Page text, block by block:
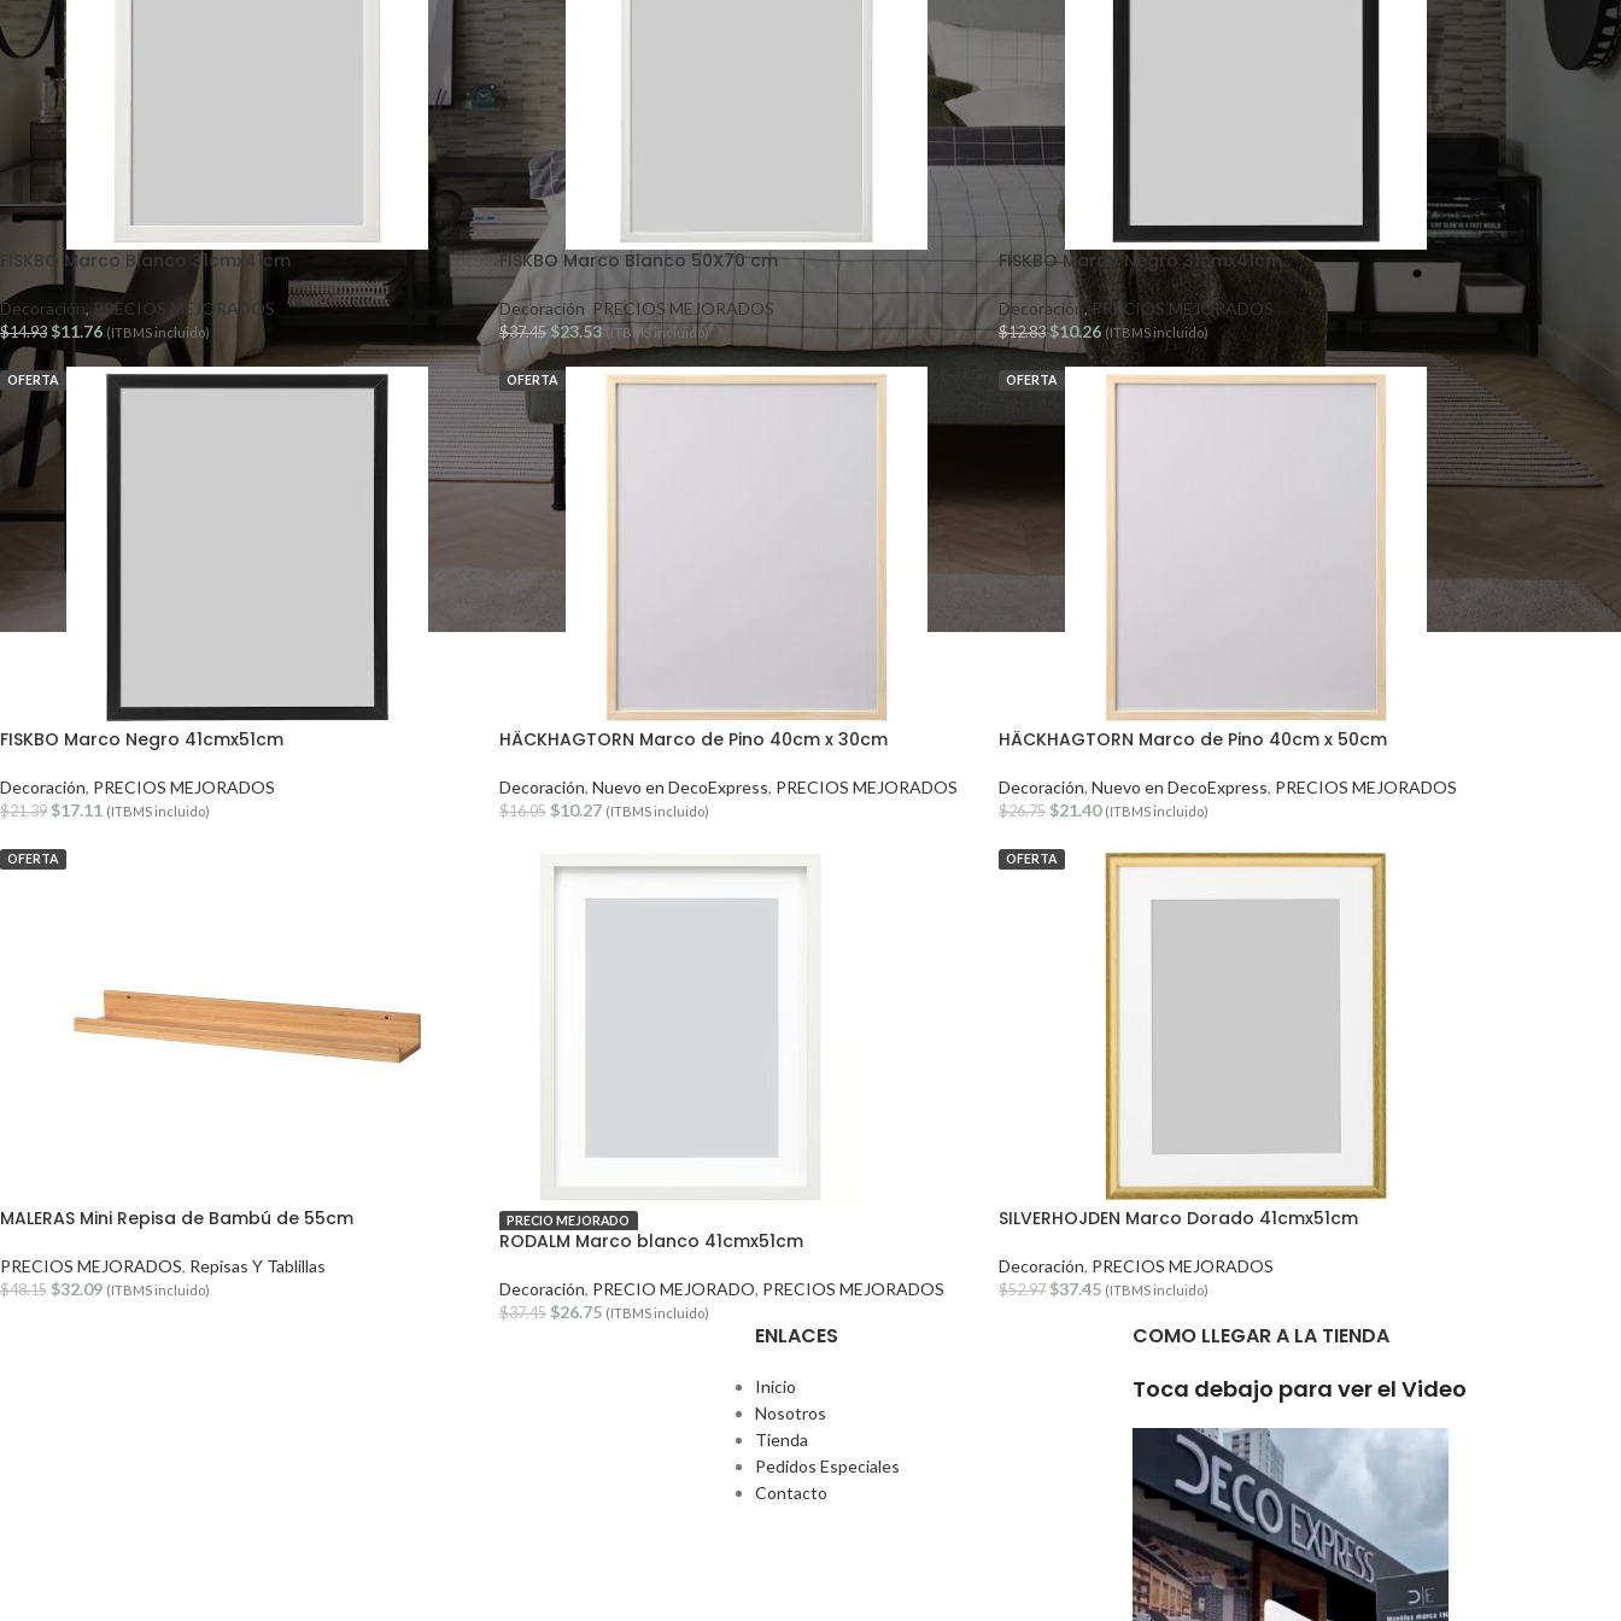
FISKBO Marco Blanco 31cmx41cm
Decoración, PRECIOS MEJORADOS
$14.93 $11.76 (ITBMS incluido)
FISKBO Marco Blanco 50X70 cm
Decoración PRECIOS MEJORADOS
$37.45 $23.53 (ITBMS incluido)
FISKBO Marco Negro 31cmx41cm
Decoración, PRECIOS MEJORADOS
$12.83 $10.26 (ITBMS incluido)
OFERTA
FISKBO Marco Negro 41cmx51cm
Decoración, PRECIOS MEJORADOS
$21.39 $17.11 (ITBMS incluido)
OFERTA
HÄCKHAGTORN Marco de Pino 40cm x 30cm
Decoración, Nuevo en DecoExpress, PRECIOS MEJORADOS
$16.05 $10.27 (ITBMS incluido)
OFERTA
HÄCKHAGTORN Marco de Pino 40cm x 50cm
Decoración, Nuevo en DecoExpress, PRECIOS MEJORADOS
$26.75 $21.40 (ITBMS incluido)
OFERTA
MALERAS Mini Repisa de Bambú de 55cm
PRECIOS MEJORADOS, Repisas Y Tablillas
$48.15 $32.09 (ITBMS incluido)
PRECIO MEJORADO
RODALM Marco blanco 41cmx51cm
Decoración, PRECIO MEJORADO, PRECIOS MEJORADOS
$37.45 $26.75 (ITBMS incluido)
OFERTA
SILVERHOJDEN Marco Dorado 41cmx51cm
Decoración, PRECIOS MEJORADOS
$52.97 $37.45 (ITBMS incluido)
ENLACES
Inicio
Nosotros
Tienda
Pedidos Especiales
Contacto
COMO LLEGAR A LA TIENDA
Toca debajo para ver el Video